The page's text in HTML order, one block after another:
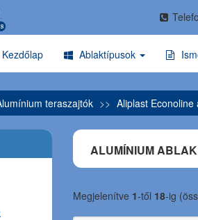
Kezdőlap Ablaktípusok
teraszajtók Aliplast
ALUMÍNIUM
Megjelenítve 1-től 18-ig